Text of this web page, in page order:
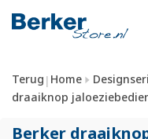
Terug | Home
draaiknop
Berker